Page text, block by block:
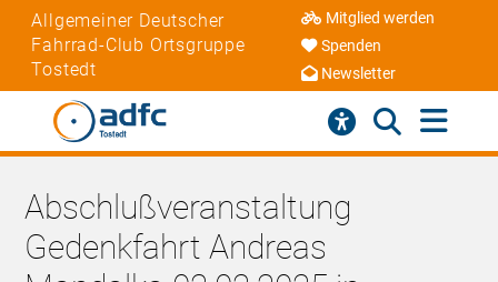
Allgemeiner Deutscher
Fahrrad-Club Ortsgruppe
Tostedt
Mitglied werden
Spenden
Newsletter
Abschlußveranstaltung
Gedenkfahrt Andreas